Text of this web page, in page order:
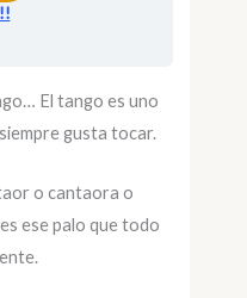
El tango es uno
gusta tocar.
o cantaora o
ese palo que todo